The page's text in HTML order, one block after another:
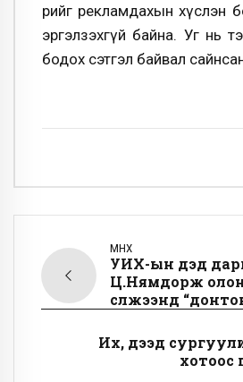
өөрийгөө рекламдахын
эргэлзэхгүй байна. Уг нь
бодох сэтгэл байвал
ӨМНӨХ
УИХ-ын дэд
Ц.Нямдорж
сүлжээнд
Их, дээд
хотоос